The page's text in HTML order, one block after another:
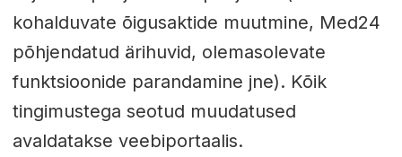
kohalduvate õigusaktide muutmine, Med24
põhjendatud ärihuvid, olemasolevate
funktsioonide parandamine jne). Kõik
tingimustega seotud muudatused
avaldatakse veebiportaalis.